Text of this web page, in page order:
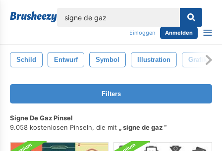
Einloggen Anmelden
Schild Entwurf Symbol Illustration Grafik
Filters
Signe De Gaz Pinsel
9.058 kostenlosen Pinseln, die mit
signe de gaz